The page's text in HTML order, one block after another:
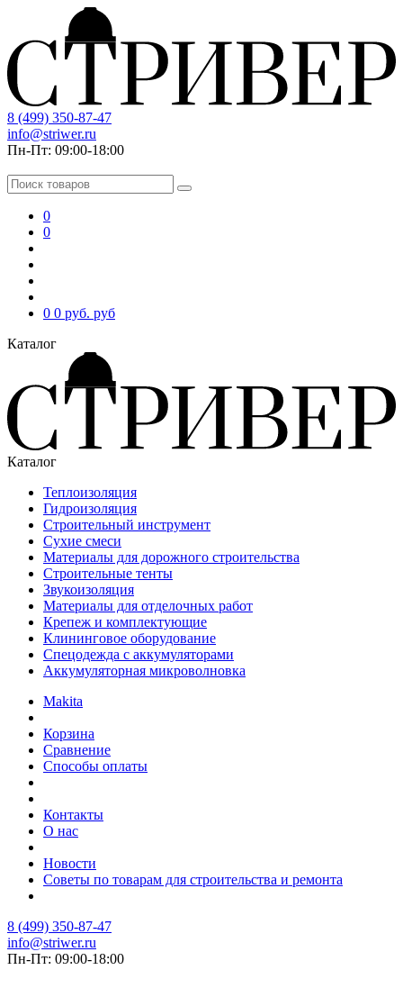
8 (499) 350-87-47
info@striwer.ru
Пн-Пт: 09:00-18:00
0
0
0 0 руб. руб
Каталог
Каталог
Теплоизоляция
Гидроизоляция
Строительный инструмент
Сухие смеси
Материалы для дорожного строительства
Строительные тенты
Звукоизоляция
Материалы для отделочных работ
Крепеж и комплектующие
Клининговое оборудование
Спецодежда с аккумуляторами
Аккумуляторная микроволновка
Makita
Корзина
Сравнение
Способы оплаты
Контакты
О нас
Новости
Советы по товарам для строительства и ремонта
8 (499) 350-87-47
info@striwer.ru
Пн-Пт: 09:00-18:00